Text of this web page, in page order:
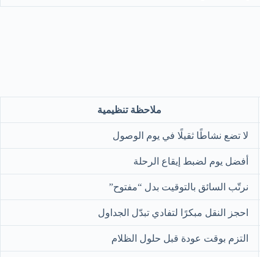
ملاحظة تنظيمية
لا تضع نشاطًا ثقيلًا في يوم الوصول
أفضل يوم لضبط إيقاع الرحلة
نرتّب السائق بالتوقيت بدل “مفتوح”
احجز النقل مبكرًا لتفادي تبدّل الجداول
التزم بوقت عودة قبل حلول الظلام